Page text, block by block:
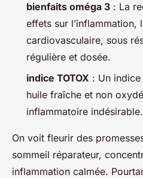
bienfaits oméga 3 : La
effets sur l’inflammation,
cardiovasculaire, sous
régulière et dosée.
indice TOTOX : Un
huile fraîche et non
inflammatoire indésirable.
On voit fleurir des
sommeil réparateur,
inflammation calmée.